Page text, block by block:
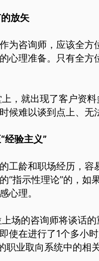
放矢
为咨询师，应该全
心理准备。只有全
，就出现了客户资
候难以谈到点上、无
经验主义”
工龄和职场经历，容
“指示性理论”的，
心理。
场的咨询师将谈话
使在进行了1个多小
职业取向系统中的相关